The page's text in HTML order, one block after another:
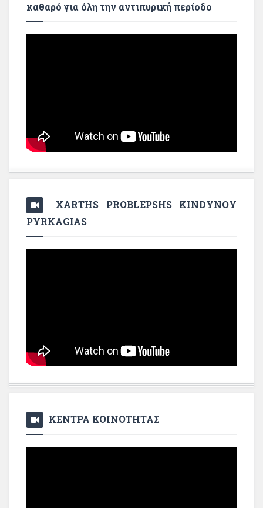
καθαρό για όλη την αντιπυρική περίοδο
XARTHS PROBLEPSHS KINDYNOY
PYRKAGIAS
ΚΕΝΤΡΑ ΚΟΙΝΟΤΗΤΑΣ